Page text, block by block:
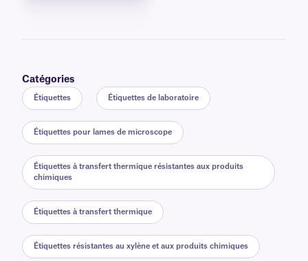
Catégories
Étiquettes Étiquettes de laboratoire
Étiquettes pour lames de microscope
Étiquettes à transfert thermique résistantes aux produits
chimiques
Étiquettes à transfert thermique
Étiquettes résistantes au xylène et aux produits chimiques